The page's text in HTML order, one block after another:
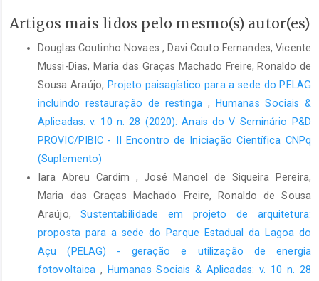
Artigos mais lidos pelo mesmo(s) autor(es)
Douglas Coutinho Novaes , Davi Couto Fernandes, Vicente
Mussi-Dias, Maria das Graças Machado Freire, Ronaldo de
Sousa Araújo, Projeto paisagístico para a sede do PELAG
incluindo restauração de restinga,
Humanas Sociais &
Aplicadas: v. 10 n. 28 (2020): Anais do V Seminário P&D
PROVIC/PIBIC - II Encontro de Iniciação Científica CNPq
(Suplemento)
Iara Abreu Cardim , José Manoel de Siqueira Pereira,
Maria das Graças Machado Freire, Ronaldo de Sousa
Araújo,Sustentabilidade em projeto de arquitetura:
proposta para a sede do Parque Estadual da Lagoa do
Açu (PELAG) - geração e utilização de energia
fotovoltaica,
Humanas Sociais & Aplicadas: v. 10 n. 28